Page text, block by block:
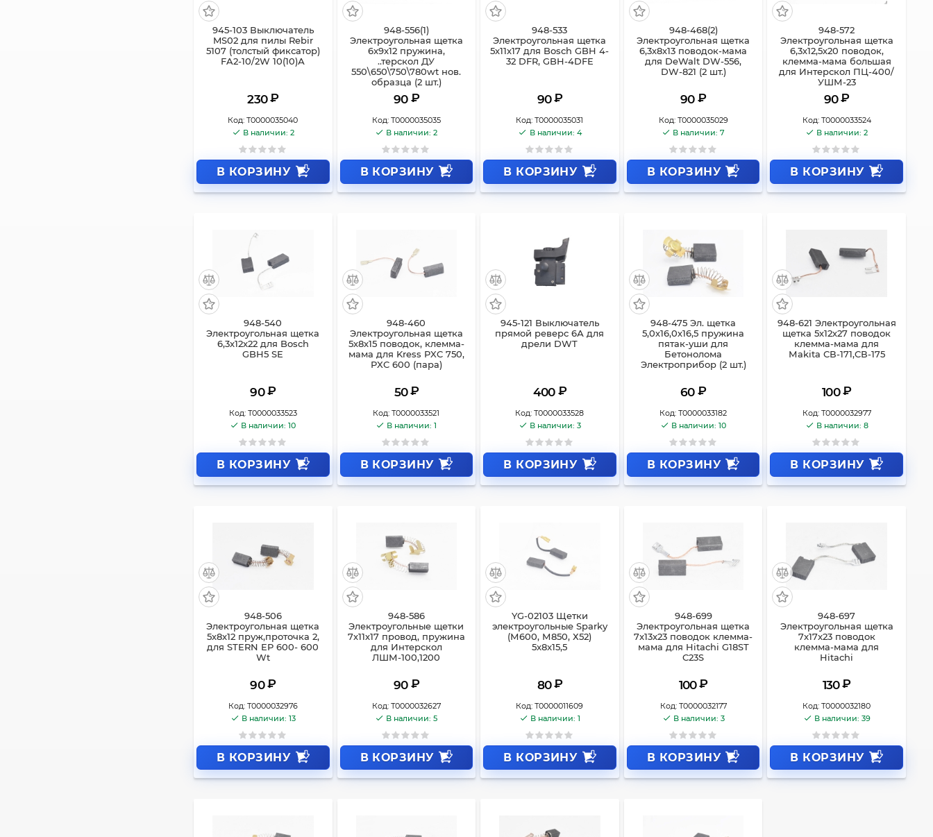
945-103 Выключатель
MS02 для пилы Rebir
5107 (толстый фиксатор)
FA2-10/2W 10(10)А
230 ₽
Код: Т0000035040
В наличии: 2
В КОРЗИНУ
948-556(1)
Электроугольная щетка
6x9x12 пружина,
..терскол ДУ
550\650\750\780wt нов.
образца (2 шт.)
90 ₽
Код: Т0000035035
В наличии: 2
В КОРЗИНУ
948-533
Электроугольная щетка
5х11х17 для Bosch GBH 4-
32 DFR, GBH-4DFE
90 ₽
Код: Т0000035031
В наличии: 4
В КОРЗИНУ
948-468(2)
Электроугольная щетка
6,3х8х13 поводок-мама
для DeWalt DW-556,
DW-821 (2 шт.)
90 ₽
Код: Т0000035029
В наличии: 7
В КОРЗИНУ
948-572
Электроугольная щетка
6,3х12,5х20 поводок,
клемма-мама большая
для Интерскол ПЦ-400/
УШМ-23
90 ₽
Код: Т0000033524
В наличии: 2
В КОРЗИНУ
948-540
Электроугольная щетка
6,3х12х22 для Bosch
GBH5 SE
90 ₽
Код: Т0000033523
В наличии: 10
В КОРЗИНУ
948-460
Электроугольная щетка
5х8х15 поводок, клемма-
мама для Kress PXC 750,
PXC 600 (пара)
50 ₽
Код: Т0000033521
В наличии: 1
В КОРЗИНУ
945-121 Выключатель
прямой реверс 6А для
дрели DWT
400 ₽
Код: Т0000033528
В наличии: 3
В КОРЗИНУ
948-475 Эл. щетка
5,0х16,0х16,5 пружина
пятак-уши для
Бетонолома
Электроприбор (2 шт.)
60 ₽
Код: Т0000033182
В наличии: 10
В КОРЗИНУ
948-621 Электроугольная
щетка 5х12х27 поводок
клемма-мама для
Мakita СВ-171,СВ-175
100 ₽
Код: Т0000032977
В наличии: 8
В КОРЗИНУ
948-506
Электроугольная щетка
5х8х12 пруж,проточка 2,
для STERN EP 600- 600
Wt
90 ₽
Код: Т0000032976
В наличии: 13
В КОРЗИНУ
948-586
Электроугольные щетки
7х11х17 провод, пружина
для Интерскол
ЛШМ-100,1200
90 ₽
Код: Т0000032627
В наличии: 5
В КОРЗИНУ
YG-02103 Щетки
электроугольные Sparky
(М600, М850, Х52)
5x8x15,5
80 ₽
Код: Т0000011609
В наличии: 1
В КОРЗИНУ
948-699
Электроугольная щетка
7x13x23 поводок клемма-
мама для Hitachi G18ST
C23S
100 ₽
Код: Т0000032177
В наличии: 3
В КОРЗИНУ
948-697
Электроугольная щетка
7x17x23 поводок
клемма-мама для
Hitachi
130 ₽
Код: Т0000032180
В наличии: 39
В КОРЗИНУ